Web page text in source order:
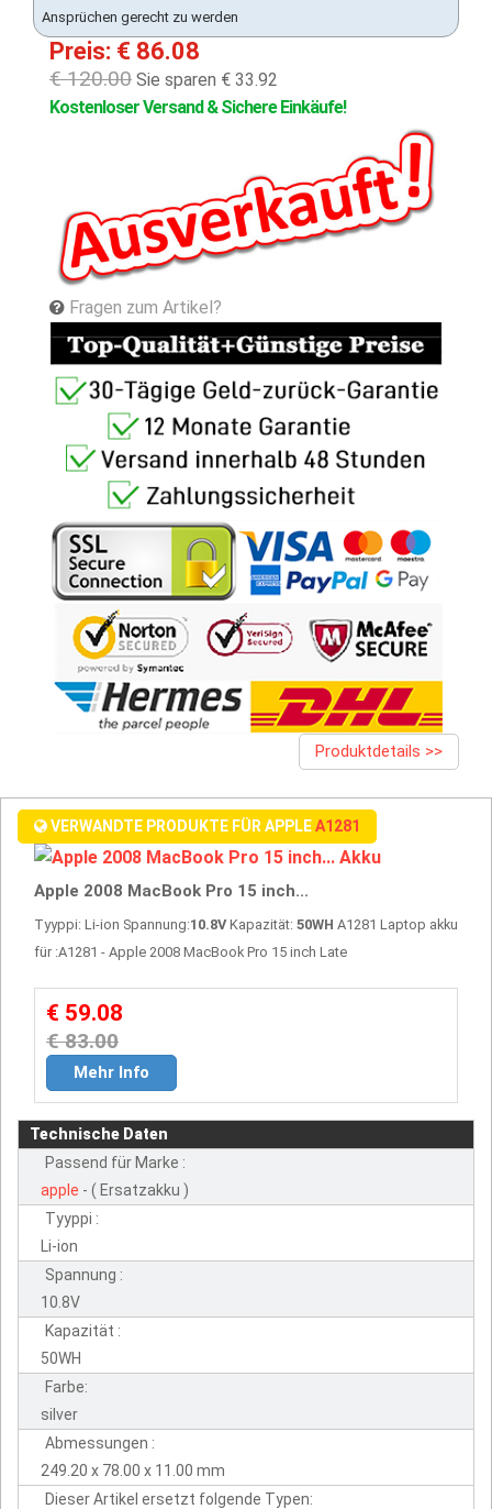
Ansprüchen gerecht zu werden
Preis: € 86.08
€ 120.00 Sie sparen € 33.92
Kostenloser Versand & Sichere Einkäufe!
Fragen zum Artikel?
Produktdetails >>
VERWANDTE PRODUKTE FÜR APPLEA1281
Apple 2008 MacBook Pro 15 inch...
Tyyppi: Li-ion Spannung:10.8V Kapazität: 50WH A1281 Laptop akku
für :A1281 - Apple 2008 MacBook Pro 15 inch Late
€ 59.08
€ 83.00
Mehr Info
Technische Daten
Passend für Marke :
apple - ( Ersatzakku )
Tyyppi :
Li-ion
Spannung :
10.8V
Kapazität :
50WH
Farbe:
silver
Abmessungen :
249.20 x 78.00 x 11.00 mm
Dieser Artikel ersetzt folgende Typen: